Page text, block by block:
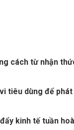
cách từ nhận
tiêu dùng để
kinh tế tuần